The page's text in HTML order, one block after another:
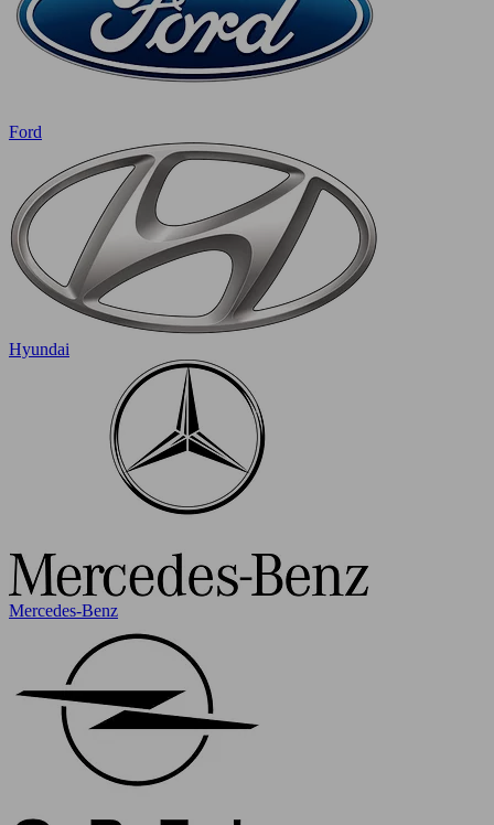
Ford
Hyundai
Mercedes-Benz